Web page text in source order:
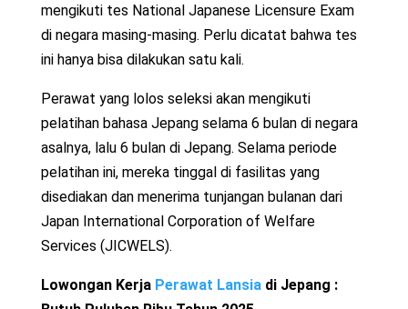
mengikuti tes National Japanese Licensure Exam
di negara masing-masing. Perlu dicatat bahwa tes
ini hanya bisa dilakukan satu kali.
Perawat yang lolos seleksi akan mengikuti
pelatihan bahasa Jepang selama 6 bulan di negara
asalnya, lalu 6 bulan di Jepang. Selama periode
pelatihan ini, mereka tinggal di fasilitas yang
disediakan dan menerima tunjangan bulanan dari
Japan International Corporation of Welfare
Services (JICWELS).
Lowongan Kerja Perawat Lansiadi Jepang :